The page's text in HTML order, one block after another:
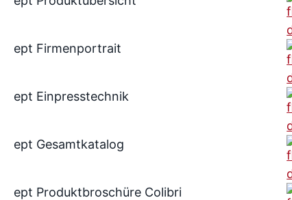
ept Firmenportrait
ept Einpresstechnik
ept Gesamtkatalog
ept Produktbroschüre Colibri